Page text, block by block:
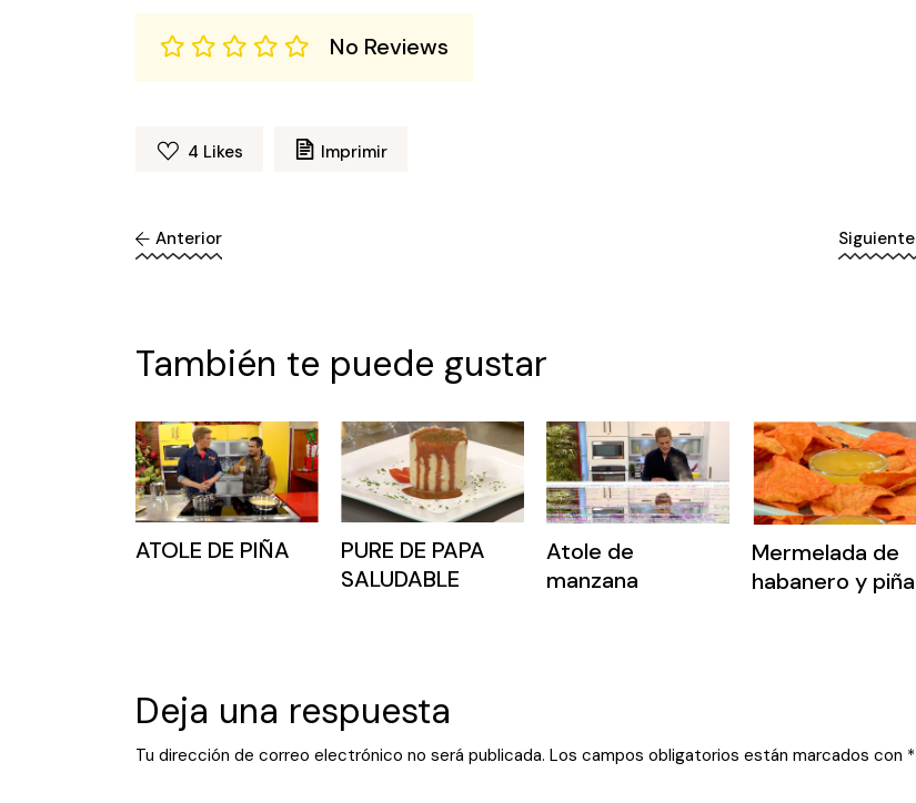
No Reviews
4 Likes Imprimir
Anterior Siguiente
También te puede gustar
ATOLE DE PIÑA
PURE DE PAPA
SALUDABLE
Atole de
manzana
Mermelada de
habanero y piña
Deja una respuesta
Tu dirección de correo electrónico no será publicada. Los campos obligatorios están marcados con *